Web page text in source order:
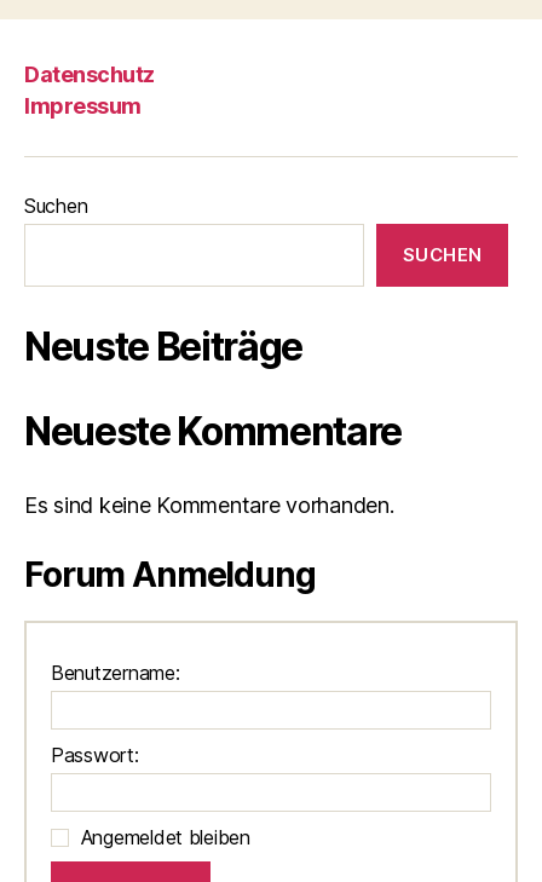
Datenschutz
Impressum
Suchen
SUCHEN
Neuste Beiträge
Neueste Kommentare
Es sind keine Kommentare vorhanden.
Forum Anmeldung
Benutzername:
Passwort:
Angemeldet bleiben